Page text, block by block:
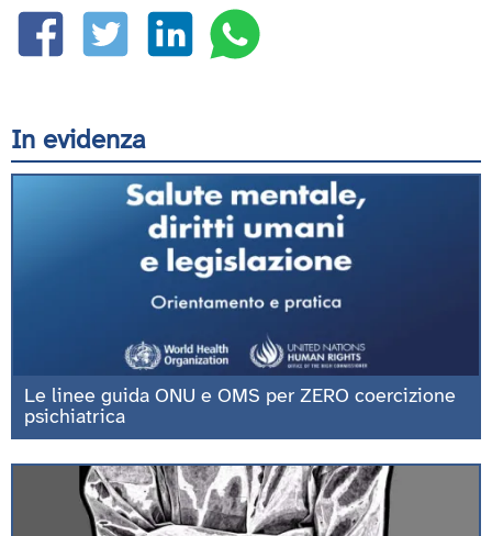
In evidenza
Le linee guida ONU e OMS per ZERO coercizione
psichiatrica